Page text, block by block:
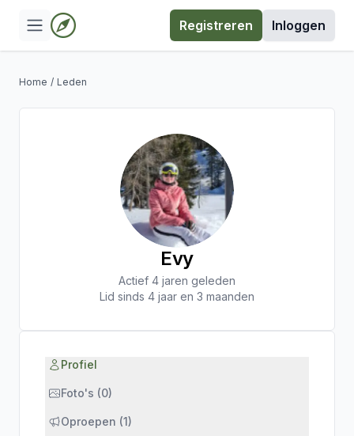
Registreren Inloggen
Home / Leden
Evy
Actief 4 jaren geleden
Lid sinds 4 jaar en 3 maanden
Profiel
Foto's (0)
Oproepen (1)